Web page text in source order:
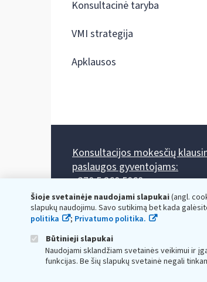
Šioje svetainėje naudojami slapukai(angl.
slapukų naudojimu. Savo sutikimą bet kada
politika
; Privatumo politika.
Būtinieji slapukai
Naudojami sklandžiam svetainės veikimui ir
funkcijas. Be šių slapukų svetainė negali
Konsultacinė taryba
VMI strategija
Apklausos
Konsultacijos mokesčių
paslaugos gyventojams:
+370 5 260 5060
Darbo laikas: I-IV 8.00-17.00, V
Prieššventinę dieną - viena valanda
Kiekvieno mėnesio antrą penktadienį 8.00